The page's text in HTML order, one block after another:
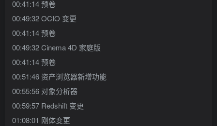
00:41:14 预卷
00:49:32 OCIO 变更
00:41:14 预卷
00:49:32 Cinema 4D 家庭版
00:41:14 预卷
00:51:46 资产浏览器新增功能
00:55:56 对象分析器
00:59:57 Redshift 变更
01:08:01 刚体变更